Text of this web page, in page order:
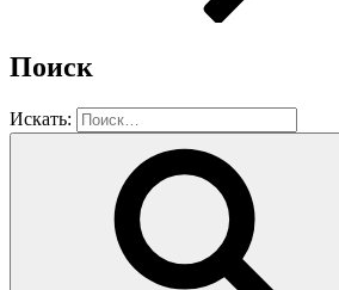
Поиск
Искать: